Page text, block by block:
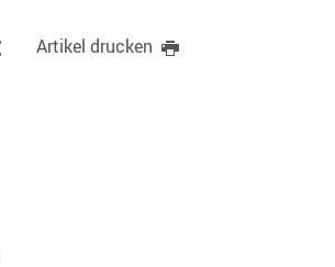
Artikel drucken